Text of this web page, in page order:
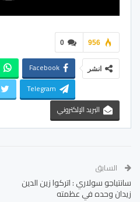
0 956
انشر Facebook
Telegram
البريد الإلكتروني
السابق
سانتياجو سولاري : اتركوا زين الدين
زيدان وحده في عظمته